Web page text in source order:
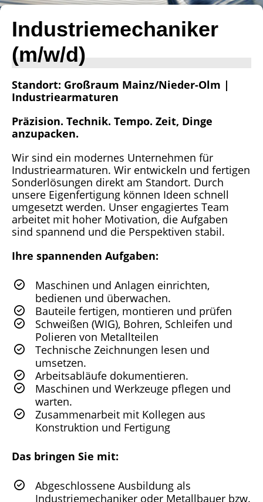
Industriemechaniker
(m/w/d)
Standort: Großraum Mainz/Nieder-Olm |
Industriearmaturen
Präzision. Technik. Tempo. Zeit, Dinge
anzupacken.
Wir sind ein modernes Unternehmen für
Industriearmaturen. Wir entwickeln und fertigen
Sonderlösungen direkt am Standort. Durch
unsere Eigenfertigung können Ideen schnell
umgesetzt werden. Unser engagiertes Team
arbeitet mit hoher Motivation, die Aufgaben
sind spannend und die Perspektiven stabil.
Ihre spannenden Aufgaben:
Maschinen und Anlagen einrichten,
bedienen und überwachen.
Bauteile fertigen, montieren und prüfen
Schweißen (WIG), Bohren, Schleifen und
Polieren von Metallteilen
Technische Zeichnungen lesen und
umsetzen.
Arbeitsabläufe dokumentieren.
Maschinen und Werkzeuge pflegen und
warten.
Zusammenarbeit mit Kollegen aus
Konstruktion und Fertigung
Das bringen Sie mit:
Abgeschlossene Ausbildung als
Industriemechaniker oder Metallbauer bzw.